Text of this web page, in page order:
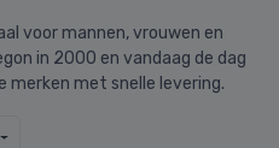
voor mannen, vrouwen en
in 2000 en vandaag de dag
merken met snelle levering.